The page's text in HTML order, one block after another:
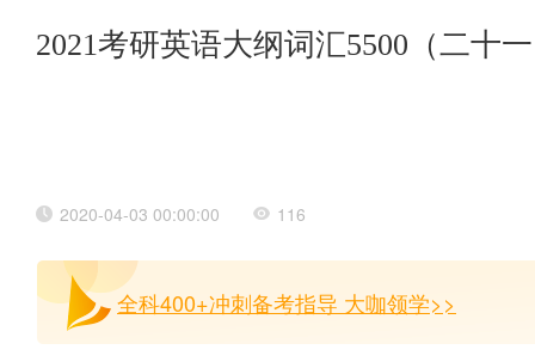
2021考研英语大纲词汇5500（二十
2020-04-03 00:00:00 116
全科400+冲刺备考指导 大咖领学>>